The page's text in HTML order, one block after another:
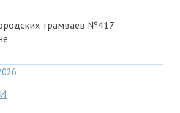
трамваев №417